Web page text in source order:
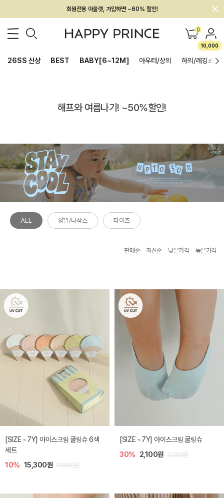
회원전용 아울렛, 가입하면 ~60% 할인!
멤버십 최대 28,000원 혜택 0
10,000
26SS 신상 BEST BABY[6~12M] 아우터/상의 하의/레깅스
해프와 여름나기! ~50%할인!
ALL 양말/니삭스 타이즈
판매순 최신순 낮은가격 높은가격
[SIZE ~7Y] 아이스크림 쿨링슈 6색
세트
10% 15,300원 17,000원
[SIZE ~7Y] 아이스크림 쿨링슈
30% 2,100원 3,000원